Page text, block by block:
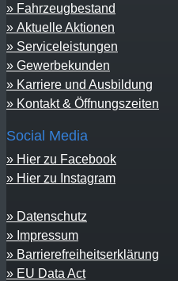
Fahrzeugbestand
Aktuelle Aktionen
Serviceleistungen
Gewerbekunden
Karriere und Ausbildung
Kontakt & Öffnungszeiten
Social Media
Hier zu Facebook
Hier zu Instagram
Datenschutz
Impressum
Barrierefreiheitserklärung
EU Data Act